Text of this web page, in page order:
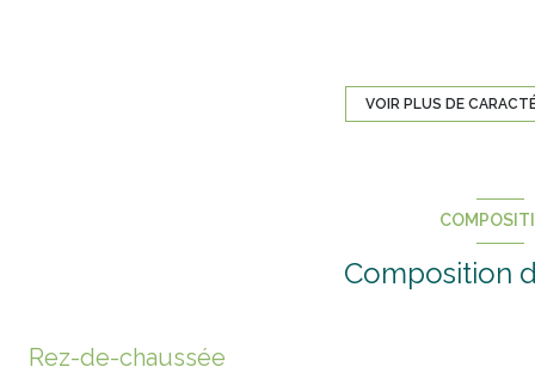
VOIR PLUS DE
Composition
Rez-de-chaussée